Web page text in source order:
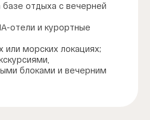
отдыха с вечерней
отели и курортные
или морских локациях;
блоками и вечерним